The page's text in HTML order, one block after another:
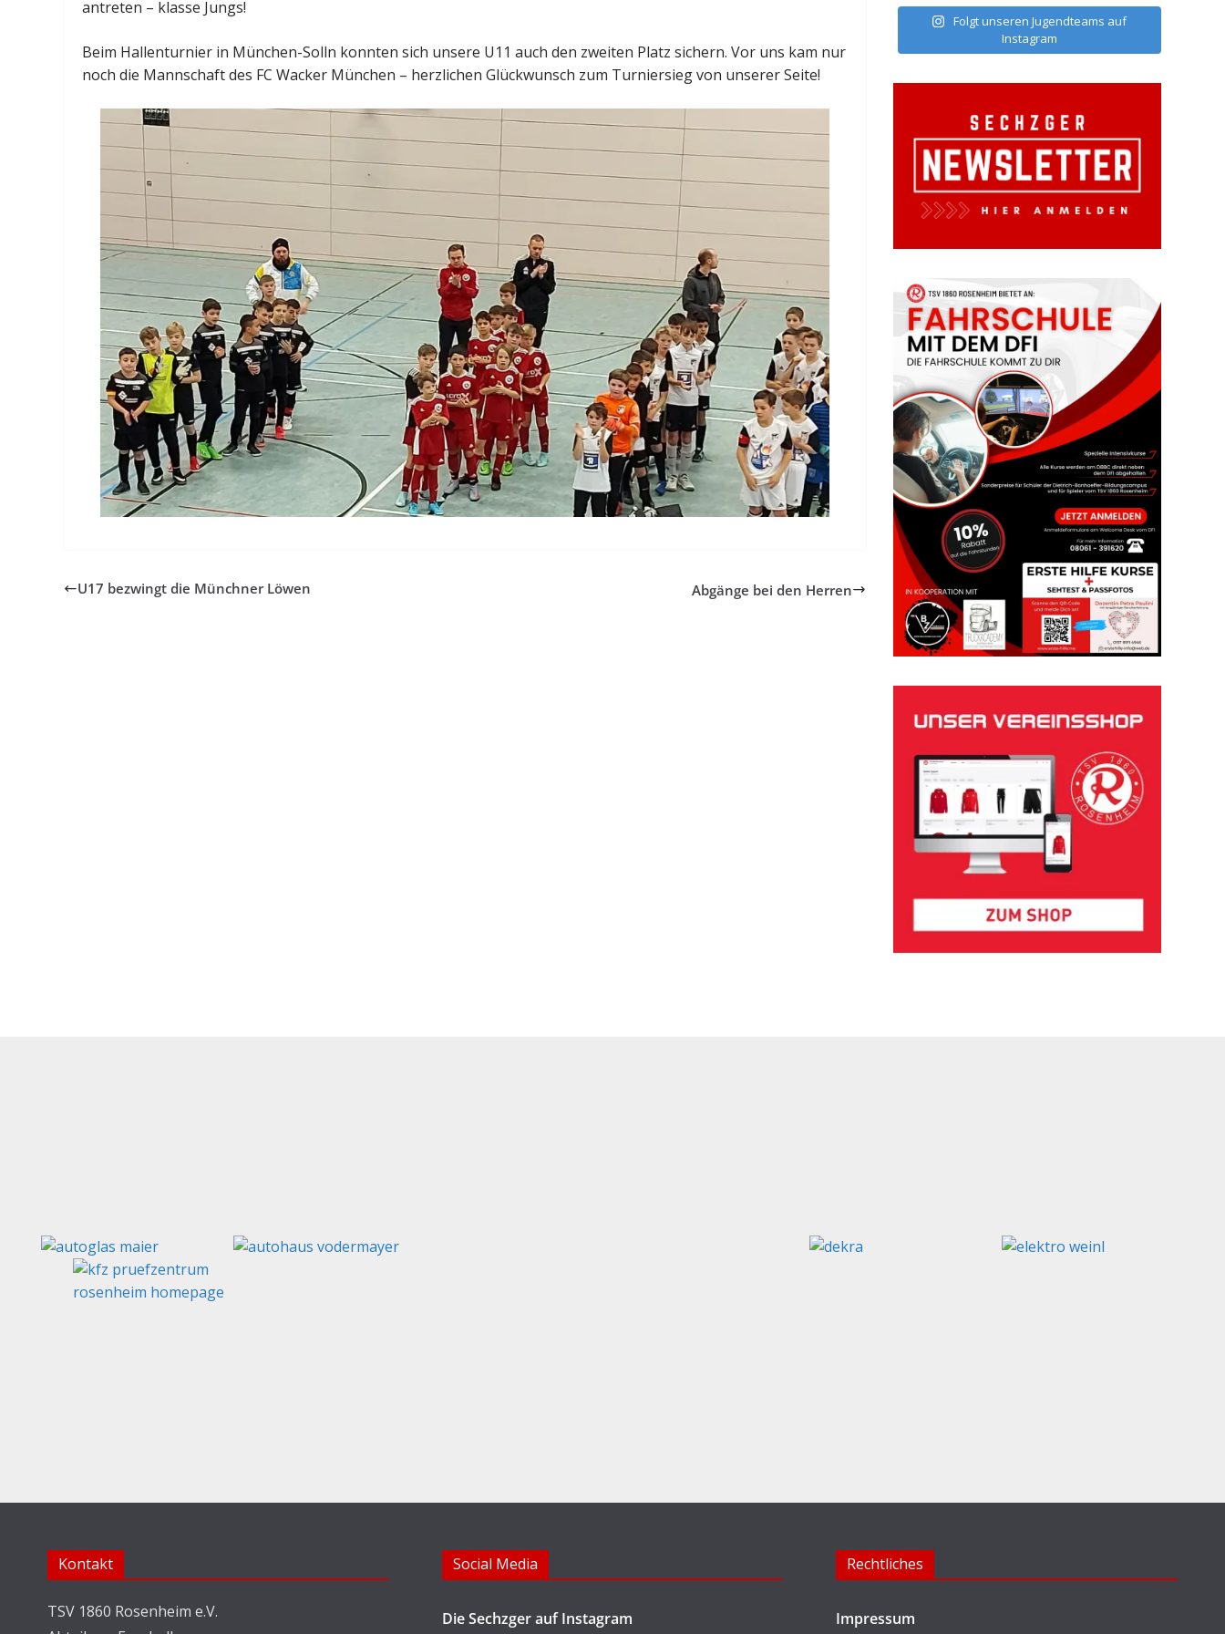
antreten – klasse Jungs!
Beim Hallenturnier in München-Solln konnten sich unsere U11 auch den zweiten Platz sichern. Vor uns kam nur
noch die Mannschaft des FC Wacker München – herzlichen Glückwunsch zum Turniersieg von unserer Seite!
U17 bezwingt die Münchner Löwen Abgänge bei den Herren
Folgt unseren Jugendteams auf
Instagram
Kontakt
TSV 1860 Rosenheim e.V.
Social Media
Die Sechzger auf Instagram
Rechtliches
Impressum